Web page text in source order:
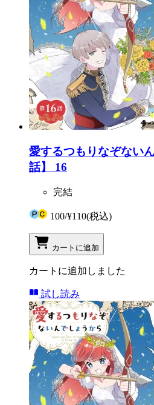
愛するつもりなぞない
話】 16
完結
100/¥110(税込)
カートに追加
カートに追加しました
試し読み